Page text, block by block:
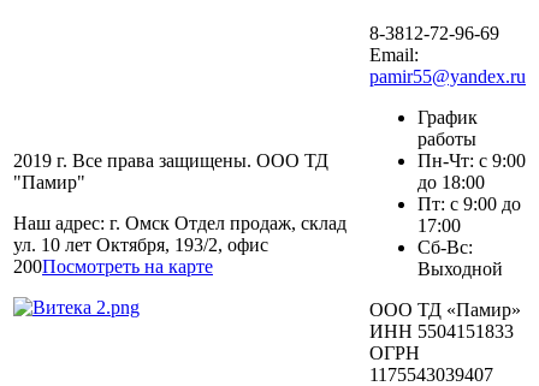
2019 г. Все права защищены. ООО ТД
"Памир"
Наш адрес: г. Омск Отдел продаж, склад
ул. 10 лет Октября, 193/2, офис
200Посмотреть на карте
8-3812-72-96-69
Email:
pamir55@yandex.ru
График
работы
Пн-Чт: с 9:00
до 18:00
Пт: с 9:00 до
17:00
Сб-Вс:
Выходной
ООО ТД «Памир»
ИНН 5504151833
ОГРН
1175543039407